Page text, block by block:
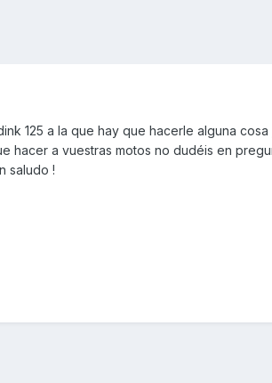
125 a la que hay que hacerle alguna
hacer a vuestras motos no dudéis en
saludo !